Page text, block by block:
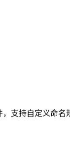
支持自定义命名